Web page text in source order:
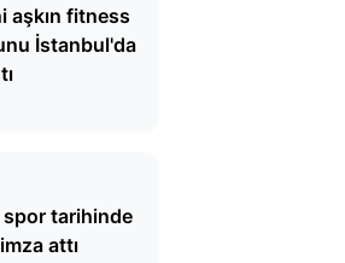
aşkın fitness
İstanbul'da
tarihinde
attı